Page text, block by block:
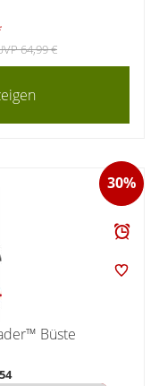
64,99 €
30%
Büste